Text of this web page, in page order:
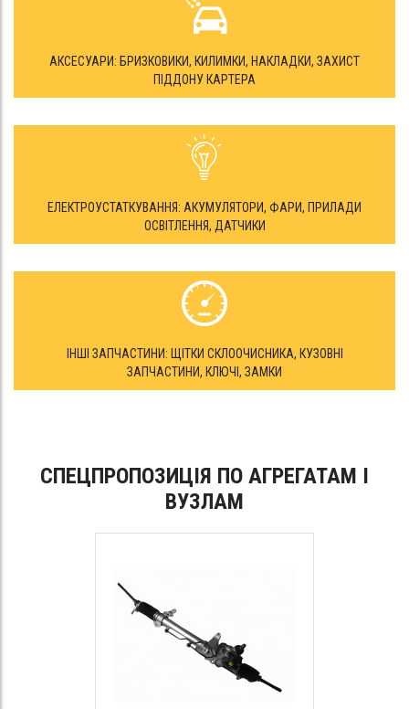
АКСЕСУАРИ: БРИЗКОВИКИ, КИЛИМКИ, НАКЛАДКИ, ЗАХИСТ
ПІДДОНУ КАРТЕРА
ЕЛЕКТРОУСТАТКУВАННЯ: АКУМУЛЯТОРИ, ФАРИ, ПРИЛАДИ
ОСВІТЛЕННЯ, ДАТЧИКИ
ІНШІ ЗАПЧАСТИНИ: ЩІТКИ СКЛООЧИСНИКА, КУЗОВНІ
ЗАПЧАСТИНИ, КЛЮЧІ, ЗАМКИ
СПЕЦПРОПОЗИЦІЯ ПО АГРЕГАТАМ І
ВУЗЛАМ